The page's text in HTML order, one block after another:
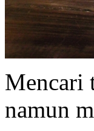
Mencari
namun